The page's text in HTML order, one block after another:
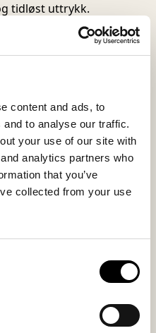
content and ads, to
to analyse our traffic.
your use of our site with
analytics partners who
that you’ve
collected from your use
tidløst uttrykk.
gjør puten behagelig
myk komfort til
av ekte
Undersiden i
og forsterker den
Yttermateriale